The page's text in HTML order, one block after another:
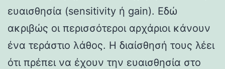
ευαισθησία (sensitivity ή gain). Εδώ
ακριβώς οι περισσότεροι αρχάριοι κάνουν
ένα τεράστιο λάθος. Η διαίσθησή τους λέει
ότι πρέπει να έχουν την ευαισθησία στο